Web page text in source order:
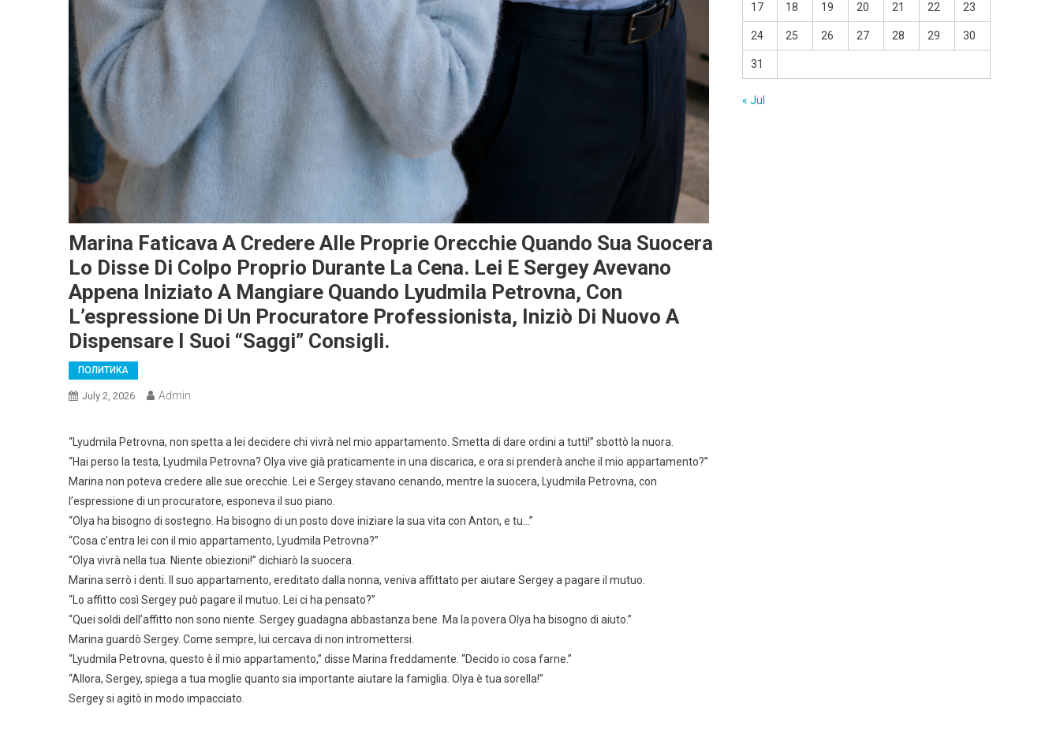
Marina Faticava A Credere Alle Proprie Orecchie Quando Sua Suocera
Lo Disse Di Colpo Proprio Durante La Cena. Lei E Sergey Avevano
Appena Iniziato A Mangiare Quando Lyudmila Petrovna, Con
L’espressione Di Un Procuratore Professionista, Iniziò Di Nuovo A
Dispensare I Suoi “saggi” Consigli.
ПОЛИТИКА
July 2, 2026 Admin
“Lyudmila Petrovna, non spetta a lei decidere chi vivrà nel mio appartamento. Smetta di dare ordini a tutti!” sbottò la nuora.
“Hai perso la testa, Lyudmila Petrovna? Olya vive già praticamente in una discarica, e ora si prenderà anche il mio appartamento?”
Marina non poteva credere alle sue orecchie. Lei e Sergey stavano cenando, mentre la suocera, Lyudmila Petrovna, con
l’espressione di un procuratore, esponeva il suo piano.
“Olya ha bisogno di sostegno. Ha bisogno di un posto dove iniziare la sua vita con Anton, e tu…”
“Cosa c’entra lei con il mio appartamento, Lyudmila Petrovna?”
“Olya vivrà nella tua. Niente obiezioni!” dichiarò la suocera.
Marina serrò i denti. Il suo appartamento, ereditato dalla nonna, veniva affittato per aiutare Sergey a pagare il mutuo.
“Lo affitto così Sergey può pagare il mutuo. Lei ci ha pensato?”
“Quei soldi dell’affitto non sono niente. Sergey guadagna abbastanza bene. Ma la povera Olya ha bisogno di aiuto.”
Marina guardò Sergey. Come sempre, lui cercava di non intromettersi.
“Lyudmila Petrovna, questo è il mio appartamento,” disse Marina freddamente. “Decido io cosa farne.”
“Allora, Sergey, spiega a tua moglie quanto sia importante aiutare la famiglia. Olya è tua sorella!”
Sergey si agitò in modo impacciato.
17 18 19 20 21 22 23
24 25 26 27 28 29 30
31
« Jul